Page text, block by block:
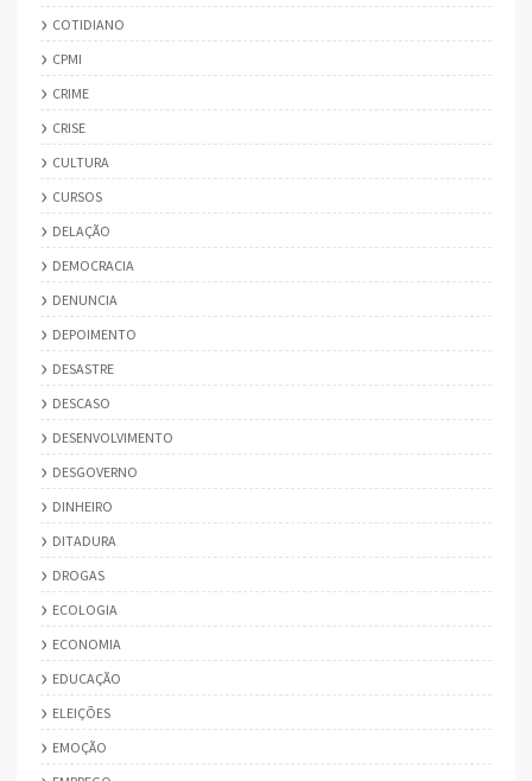
COTIDIANO
CPMI
CRIME
CRISE
CULTURA
CURSOS
DELAÇÃO
DEMOCRACIA
DENUNCIA
DEPOIMENTO
DESASTRE
DESCASO
DESENVOLVIMENTO
DESGOVERNO
DINHEIRO
DITADURA
DROGAS
ECOLOGIA
ECONOMIA
EDUCAÇÃO
ELEIÇÕES
EMOÇÃO